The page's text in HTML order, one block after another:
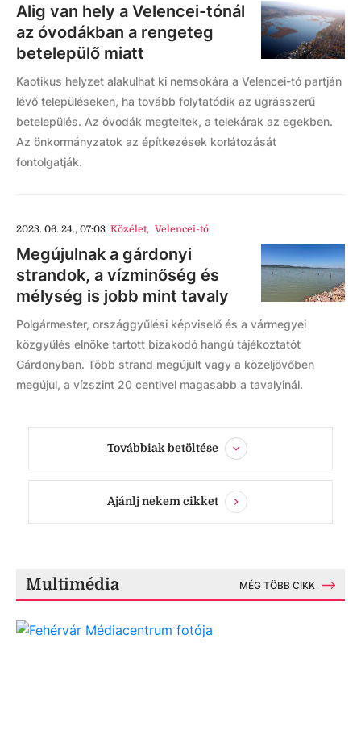
Alig van hely a Velencei-tónál
az óvodákban a rengeteg
betelepülő miatt
Kaotikus helyzet alakulhat ki nemsokára a Velencei-tó partján
lévő településeken, ha tovább folytatódik az ugrásszerű
betelepülés. Az óvodák megteltek, a telekárak az egekben.
Az önkormányzatok az építkezések korlátozását
fontolgatják.
2023. 06. 24., 07:03 Közélet, Velencei-tó
Megújulnak a gárdonyi
strandok, a vízminőség és
mélység is jobb mint tavaly
Polgármester, országgyűlési képviselő és a vármegyei
közgyűlés elnöke tartott bizakodó hangú tájékoztatót
Gárdonyban. Több strand megújult vagy a közeljövőben
megújul, a vízszint 20 centivel magasabb a tavalyinál.
Továbbiak betöltése
Ajánlj nekem cikket
Multimédia MÉG TÖBB CIKK